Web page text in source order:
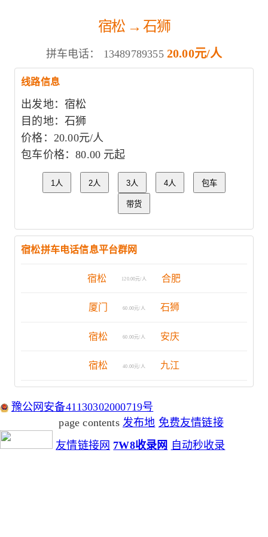
宿松 → 石狮
拼车电话： 13489789355 20.00元/人
线路信息
出发地：宿松
目的地：石狮
价格：20.00元/人
包车价格：80.00 元起
1人 2人 3人 4人 包车
带货
宿松拼车电话信息平台群网
宿松 120.00元/人 合肥
厦门 60.00元/人 石狮
宿松 60.00元/人 安庆
宿松 40.00元/人 九江
豫公网安备41130302000719号
page contents 发布地 免费友情链接
友情链接网 7W8收录网 自动秒收录